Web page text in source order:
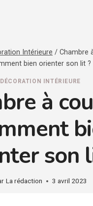
Intérieure / Chambre
bien orienter son lit ?
DÉCORATION INTÉRIEURE
à
son
La rédaction 3 avril 2023